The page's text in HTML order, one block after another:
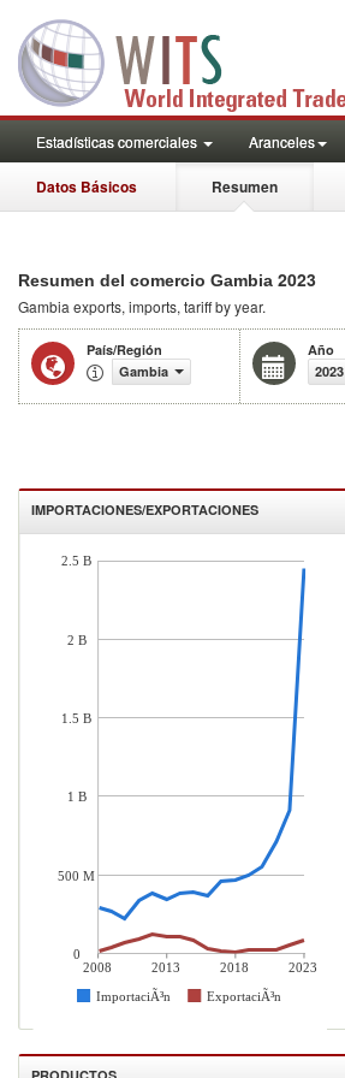
Estadísticas comerciales Aranceles
Datos Básicos Resumen
Resumen del comercio Gambia 2023
Gambia exports, imports, tariff by year.
País/Región
Gambia
Año
2023
IMPORTACIONES/EXPORTACIONES
2008 2013 2018 2023
ImportaciÃ³n ExportaciÃ³n
2.5 B
2 B
1.5 B
1 B
500 M
0